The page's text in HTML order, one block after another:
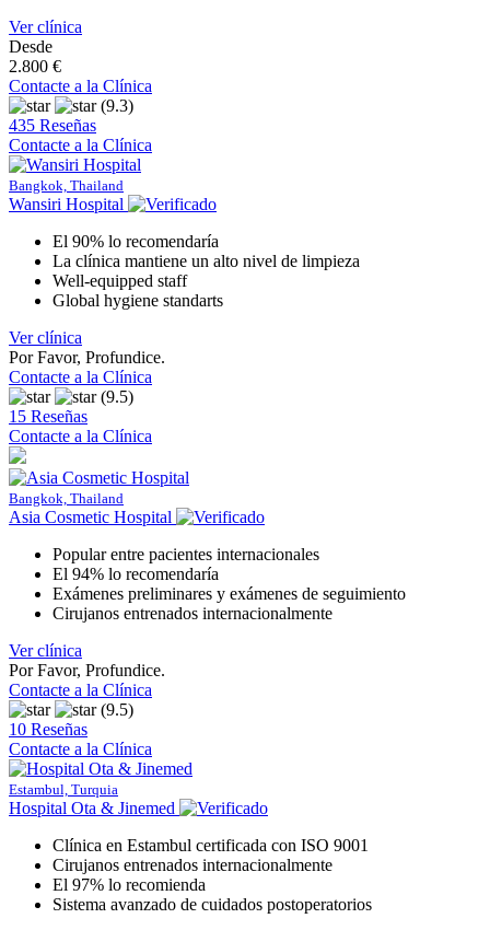
Ver clínica
Desde
2.800 €
Contacte a la Clínica
(9.3)
435 Reseñas
Contacte a la Clínica
Bangkok, Thailand
Wansiri Hospital
El 90% lo recomendaría
La clínica mantiene un alto nivel de limpieza
Well-equipped staff
Global hygiene standarts
Ver clínica
Por Favor, Profundice.
Contacte a la Clínica
(9.5)
15 Reseñas
Contacte a la Clínica
Bangkok, Thailand
Asia Cosmetic Hospital
Popular entre pacientes internacionales
El 94% lo recomendaría
Exámenes preliminares y exámenes de seguimiento
Cirujanos entrenados internacionalmente
Ver clínica
Por Favor, Profundice.
Contacte a la Clínica
(9.5)
10 Reseñas
Contacte a la Clínica
Estambul, Turquia
Hospital Ota & Jinemed
Clínica en Estambul certificada con ISO 9001
Cirujanos entrenados internacionalmente
El 97% lo recomienda
Sistema avanzado de cuidados postoperatorios